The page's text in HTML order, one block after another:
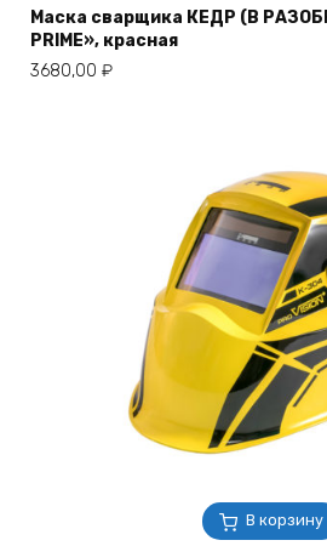
Маска сварщика КЕДР (В
PRIME», красная
3680,00 ₽
В корзину